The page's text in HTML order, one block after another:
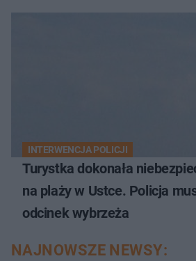
INTERWENCJA POLICJI
Turystka dokonała
na plaży w Ustce. Policja
odcinek wybrzeża
NAJNOWSZE NEWSY: